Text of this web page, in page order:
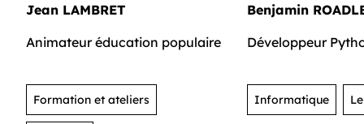
Jean LAMBRET
Animateur éducation populaire
Formation et ateliers
Benjamin
Développeur
Informatique